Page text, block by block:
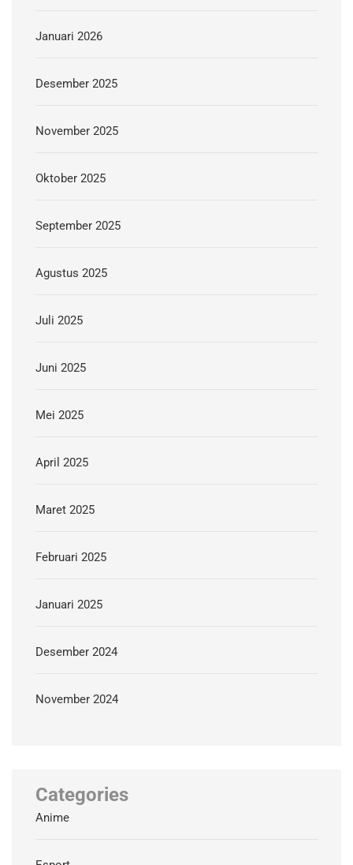
Januari 2026
Desember 2025
November 2025
Oktober 2025
September 2025
Agustus 2025
Juli 2025
Juni 2025
Mei 2025
April 2025
Maret 2025
Februari 2025
Januari 2025
Desember 2024
November 2024
Categories
Anime